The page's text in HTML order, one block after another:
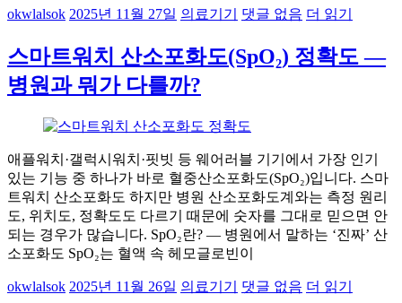
okwlalsok 2025년 11월 27일 의료기기 댓글 없음 더 읽기
스마트워치 산소포화도(SpO₂) 정확도 —
병원과 뭐가 다를까?
애플워치·갤럭시워치·핏빗 등 웨어러블 기기에서 가장 인기
있는 기능 중 하나가 바로 혈중산소포화도(SpO₂)입니다. 스마
트워치 산소포화도 하지만 병원 산소포화도계와는 측정 원리
도, 위치도, 정확도도 다르기 때문에 숫자를 그대로 믿으면 안
되는 경우가 많습니다. SpO₂란? — 병원에서 말하는 ‘진짜’ 산
소포화도 SpO₂는 혈액 속 헤모글로빈이
okwlalsok 2025년 11월 26일 의료기기 댓글 없음 더 읽기